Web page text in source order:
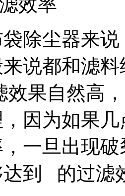
率
尘器来说
说都和滤
效果自然高
因为如果
，一旦出现
达到 的过滤